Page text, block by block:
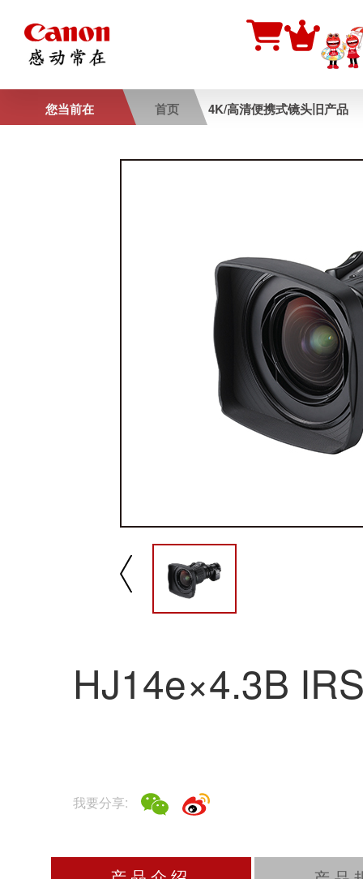
您当前在 首页 4K/高清便携式镜头旧产品
HJ14e×4.3B
我要分享: